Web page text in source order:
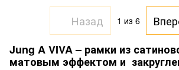
Назад 1 из 6
Jung A VIVA – рамки из
матовым эффектом и